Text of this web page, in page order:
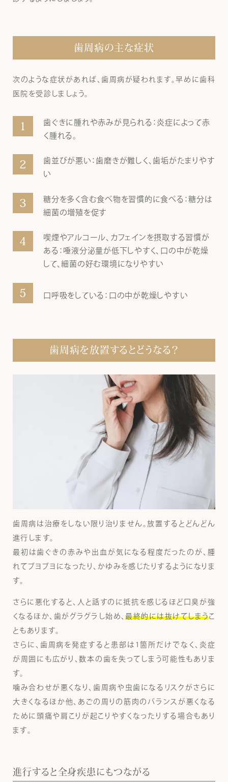
歯周病の主な症状
次のような症状があれば、歯周病が疑われます。早めに歯科
医院を受診しましょう。
歯ぐきに腫れや赤みが見られる：炎症によって赤
く腫れる。
歯並びが悪い：歯磨きが難しく、歯垢がたまりやす
い
糖分を多く含む食べ物を習慣的に食べる：糖分は
細菌の増殖を促す
喫煙やアルコール、カフェインを摂取する習慣が
ある：唾液分泌量が低下しやすく、口の中が乾燥
して、細菌の好む環境になりやすい
口呼吸をしている：口の中が乾燥しやすい
歯周病を放置するとどうなる？
歯周病は治療をしない限り治りません。放置するとどんどん
進行します。
最初は歯ぐきの赤みや出血が気になる程度だったのが、腫
れてブヨブヨになったり、かゆみを感じたりするようになりま
す。
さらに悪化すると、人と話すのに抵抗を感じるほど口臭が強
くなるほか、歯がグラグラし始め、最終的には抜けてしまうこ
ともあります。
さらに、歯周病を発症すると患部は1箇所だけでなく、炎症
が周囲にも広がり、数本の歯を失ってしまう可能性もありま
す。
噛み合わせが悪くなり、歯周病や虫歯になるリスクがさらに
大きくなるほか他、あごの周りの筋肉のバランスが悪くなる
ために頭痛や肩こりが起こりやすくなったりする場合もあり
ます。
進行すると全身疾患にもつながる